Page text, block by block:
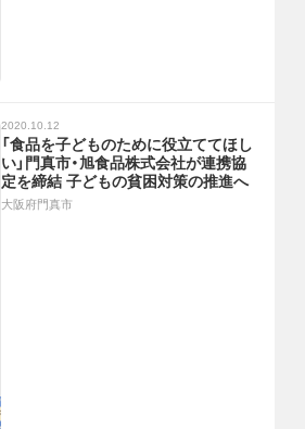
2020.10.12
「食品を子どものために役立ててほし
い」門真市・旭食品株式会社が連携協
定を締結 子どもの貧困対策の推進へ
大阪府門真市